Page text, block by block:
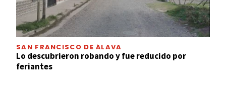
SAN FRANCISCO DE ÁLAVA
Lo descubrieron robando y fue reducido por
feriantes